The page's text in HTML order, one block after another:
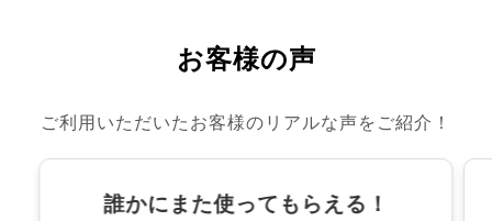
お客様の声
ご利用いただいたお客様のリアルな声をご紹介！
誰かにまた使ってもらえる！